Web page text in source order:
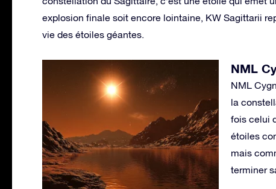
explosion finale soit encore lointaine, KW Sagittarii
vie des étoiles géantes.
NML
NML
la
fois celui
étoiles
mais
terminer